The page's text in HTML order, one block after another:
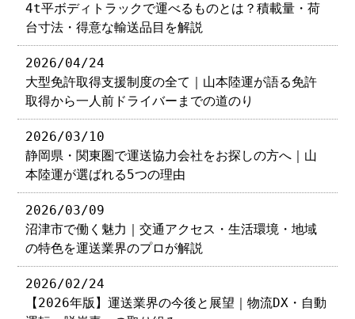
4t平ボディトラックで運べるものとは？積載量・荷
台寸法・得意な輸送品目を解説
2026/04/24
大型免許取得支援制度の全て｜山本陸運が語る免許
取得から一人前ドライバーまでの道のり
2026/03/10
静岡県・関東圏で運送協力会社をお探しの方へ｜山
本陸運が選ばれる5つの理由
2026/03/09
沼津市で働く魅力｜交通アクセス・生活環境・地域
の特色を運送業界のプロが解説
2026/02/24
【2026年版】運送業界の今後と展望｜物流DX・自動